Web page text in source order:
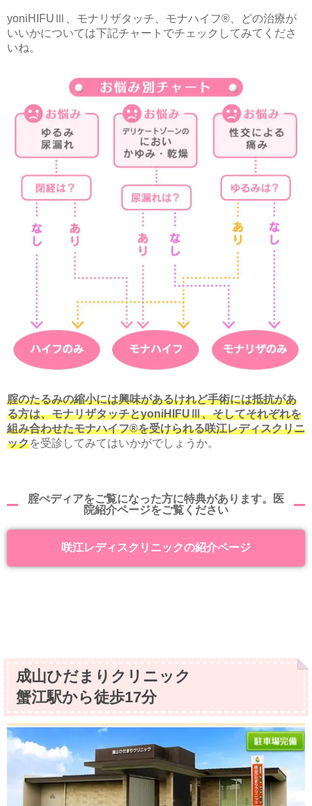
yoniHIFUⅢ、モナリザタッチ、モナハイフ®、どの治療が
いいかについては下記チャートでチェックしてみてくださ
いね。
腟のたるみの縮小には興味があるけれど手術には抵抗があ
る方は、モナリザタッチとyoniHIFUⅢ、そしてそれぞれを
組み合わせたモナハイフ®を受けられる咲江レディスクリニ
ックを受診してみてはいかがでしょうか。
腟ぺディアをご覧になった方に特典があります。医
院紹介ページをご覧ください
咲江レディスクリニックの紹介ページ
成山ひだまりクリニック
蟹江駅から徒歩17分